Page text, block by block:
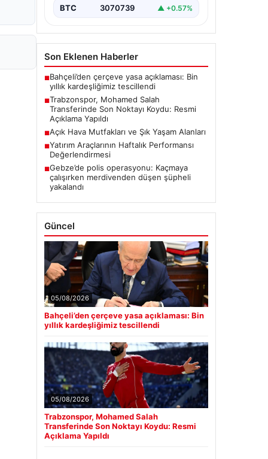
BTC 3070739 ▲ +0.57%
Son Eklenen Haberler
■Bahçeli’den çerçeve yasa açıklaması: Bin
yıllık kardeşliğimiz tescillendi
■Trabzonspor, Mohamed Salah
Transferinde Son Noktayı Koydu: Resmi
Açıklama Yapıldı
■Açık Hava Mutfakları ve Şık Yaşam Alanları
■Yatırım Araçlarının Haftalık Performansı
Değerlendirmesi
■Gebze’de polis operasyonu: Kaçmaya
çalışırken merdivenden düşen şüpheli
yakalandı
Güncel
05/08/2026
Bahçeli’den çerçeve yasa açıklaması: Bin
yıllık kardeşliğimiz tescillendi
05/08/2026
Trabzonspor, Mohamed Salah
Transferinde Son Noktayı Koydu: Resmi
Açıklama Yapıldı